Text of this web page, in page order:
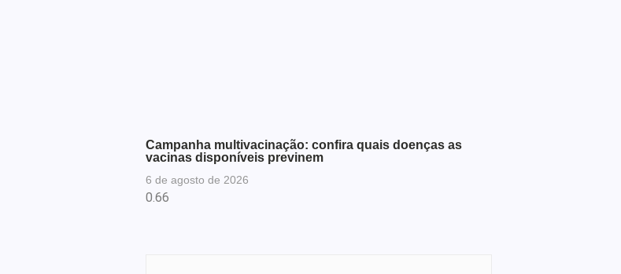
Campanha multivacinação: confira quais doenças as
vacinas disponíveis previnem
6 de agosto de 2026